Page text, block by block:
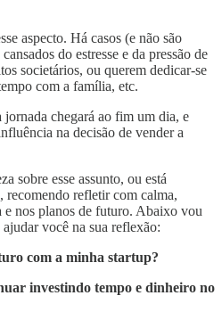
aspecto. Há casos (e não são
do estresse e da pressão de
societários, ou querem dedicar-se
com a família, etc.
chegará ao fim um dia, e
na decisão de vender a
sobre esse assunto, ou está
recomendo refletir com calma,
e nos planos de futuro. Abaixo vou
você na sua reflexão:
com a minha startup?
investindo tempo e dinheiro no